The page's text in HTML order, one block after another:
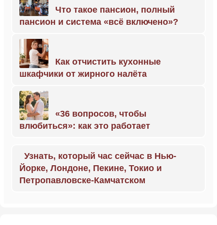
Что такое пансион, полный
пансион и система «всё включено»?
Как отчистить кухонные
шкафчики от жирного налёта
«36 вопросов, чтобы
влюбиться»: как это работает
Узнать, который час сейчас в Нью-
Йорке, Лондоне, Пекине, Токио и
Петропавловске-Камчатском